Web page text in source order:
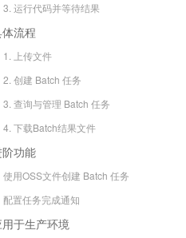
3. 运行代码并等待结果
流程
1. 上传文件
2. 创建 Batch 任务
3. 查询与管理 Batch 任务
4. 下载Batch结果文件
功能
使用OSS文件创建 Batch 任务
配置任务完成通知
用于生产环境
NEW
服务平台百炼 - 全妙
加速计划
，达量后返
处理